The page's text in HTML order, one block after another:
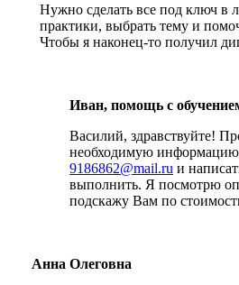
Нужно сделать все под ключ в
практики, выбрать тему и
Чтобы я наконец-то получил
Иван, помощь с
Василий, здравствуйте!
необходимую информацию
9186862@mail.ru и
выполнить. Я посмотрю
подскажу Вам по
Анна Олеговна